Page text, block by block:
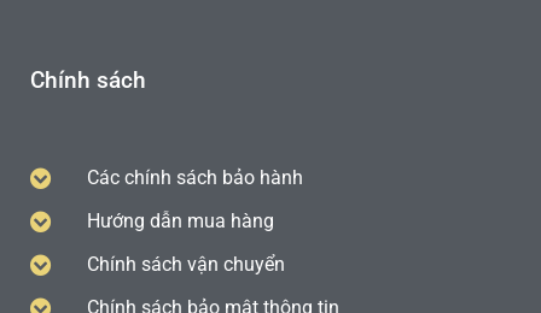
Chính sách
Các chính sách bảo hành
Hướng dẫn mua hàng
Chính sách vận chuyển
Chính sách bảo mật thông tin